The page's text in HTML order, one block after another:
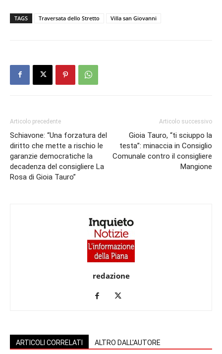
TAGS Traversata dello Stretto Villa san Giovanni
Articolo precedente
Schiavone: “Una forzatura del
diritto che mette a rischio le
garanzie democratiche la
decadenza del consigliere La
Rosa di Gioia Tauro”
Articolo successivo
Gioia Tauro, “ti sciuppo la
testa”: minaccia in Consiglio
Comunale contro il consigliere
Mangione
redazione
ARTICOLI CORRELATI ALTRO DALL'AUTORE